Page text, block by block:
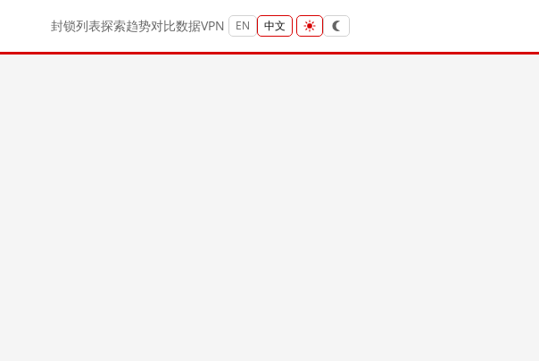
封锁列表探索趋势对比数据VPN EN 中文